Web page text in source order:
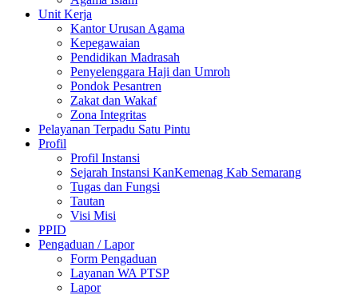
Unit Kerja
Kantor Urusan Agama
Kepegawaian
Pendidikan Madrasah
Penyelenggara Haji dan Umroh
Pondok Pesantren
Zakat dan Wakaf
Zona Integritas
Pelayanan Terpadu Satu Pintu
Profil
Profil Instansi
Sejarah Instansi KanKemenag Kab Semarang
Tugas dan Fungsi
Tautan
Visi Misi
PPID
Pengaduan / Lapor
Form Pengaduan
Layanan WA PTSP
Lapor